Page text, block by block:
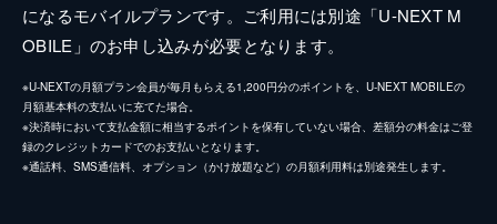
になるモバイルプランです。ご利用には別途「U-NEXT M
OBILE」のお申し込みが必要となります。
※U-NEXTの月額プラン会員が毎月もらえる1,200円分のポイントを、U-NEXT MOBILEの
月額基本料の支払いに充てた場合。
※決済時において支払金額に相当するポイントを保有していない場合、差額分の料金はご登
録のクレジットカードでのお支払いとなります。
※通話料、SMS通信料、オプション（かけ放題など）の月額利用料は別途発生します。